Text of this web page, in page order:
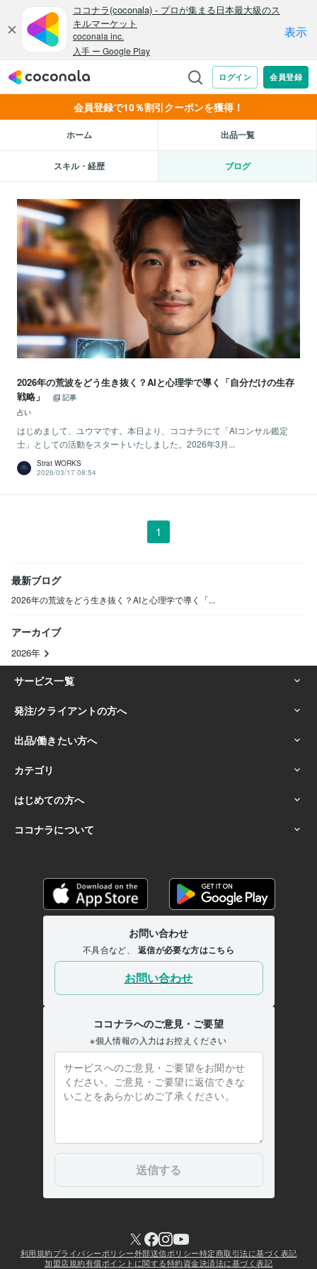
会員登録で10％割引クーポンを獲得！
ホーム 出品一覧
スキル・経歴 ブログ
2026年の荒波をどう生き抜く？AIと心理学で導く「自分だけの生存
戦略」
記事
占い
はじめまして、ユウマです。本日より、ココナラにて「AIコンサル鑑定
士」としての活動をスタートいたしました。2026年3月...
Strat WORKS
2026/03/17 08:54
1
最新ブログ
2026年の荒波をどう生き抜く？AIと心理学で導く「...
アーカイブ
2026年